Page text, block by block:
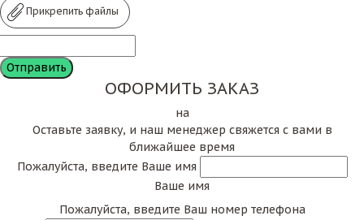
Прикрепить файлы
ОФОРМИТЬ ЗАКАЗ
на
Оставьте заявку, и наш менеджер свяжется с вами в
ближайшее время
Пожалуйста, введите Ваше имя
Ваше имя
Пожалуйста, введите Ваш номер телефона